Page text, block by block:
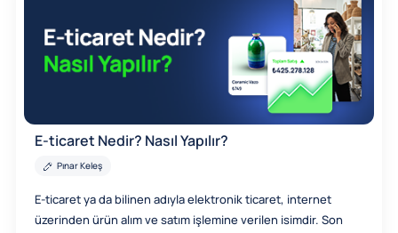
E-ticaret Nedir? Nasıl Yapılır?
Pınar Keleş
E-ticaret ya da bilinen adıyla elektronik ticaret, internet
üzerinden ürün alım ve satım işlemine verilen isimdir. Son